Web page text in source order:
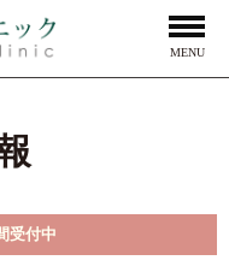
MENU
受付中